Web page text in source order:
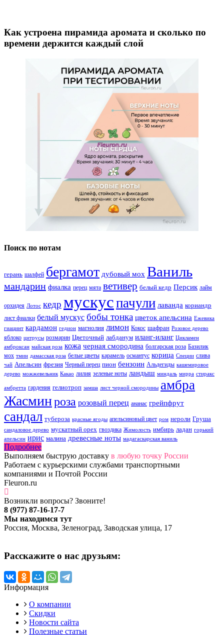
Как устроена пирамида аромата и сколько по
времени держится каждый слой
Поиск по нотам
герань шалфей бергамот дубовый мох Ваниль
мандарин фиалка перец мята ветивер белый кедр Персик лайм
орхидея Лотос кедр мускуспачули лаванда кориандр
лист фиалки белый мускус бобы тонка цветок апельсина Ежевика
гиацинт кардамон гедион магнолия лимон Кокос шафран Розовое дерево
яблоко цитрусы розмарин Цветочный лабданум иланг-иланг Цикламен
амброксан майская роза кожа черная смородина болгарская роза Базилик
мох тмин дамасская роза белые цветы карамель османтус корица Специи слива
чай Апельсин фрезия Черный перец пион бензоин Альдегиды кашемировое
дерево можжевельник Какао лилия зеленые ноты ландыш миндаль мирра стиракс
амбретта гардения гелиотроп замша лист черной смородины амбра
Жасминроза розовый перец ананас грейпфрут
сандал тубероза красные ягоды апельсиновый цвет ром нероли Груша
сандаловое дерево мускатный орех гвоздика Жимолость имбирь ладан горький
апельсин ирис малина древесные ноты мадагаскарская ваниль
Подробнее
Выполняем быструю доставку в любую точку России
Работаем с курьерскими службами транспортными
компаниями и Почтой России
Fleuron.ru
Возникли вопросы? Звоните!
8 (977) 87-16-17-7
Мы находимся тут
Россия, Москва, Зеленоград, Заводская улица, 17
Расскажите о нас друзьям:
Информация
О компании
Скидки
Новости сайта
Полезные статьи